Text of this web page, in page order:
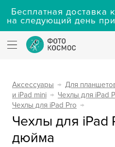
Бесплатная
на следующий день
Аксессуары → Для
и iPad mini → Чехлы для iPad
Чехлы для iPad Pro →
Чехлы для iPad
дюйма